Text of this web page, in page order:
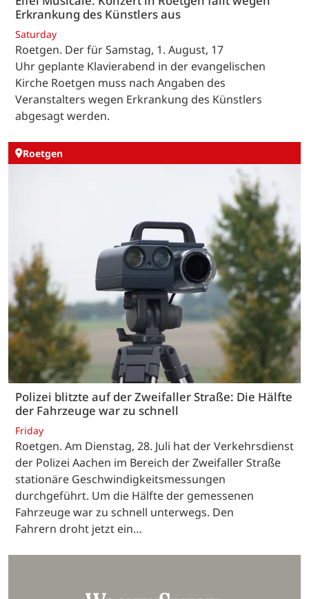
Erkrankung des Künstlers aus
Saturday
Roetgen. Der für Samstag, 1. August, 17
Uhr geplante Klavierabend in der evangelischen
Kirche Roetgen muss nach Angaben des
Veranstalters wegen Erkrankung des Künstlers
abgesagt werden.
Roetgen
Polizei blitzte auf der Zweifaller Straße: Die Hälfte
der Fahrzeuge war zu schnell
Friday
Roetgen. Am Dienstag, 28. Juli hat der Verkehrsdienst
der Polizei Aachen im Bereich der Zweifaller Straße
stationäre Geschwindigkeitsmessungen
durchgeführt. Um die Hälfte der gemessenen
Fahrzeuge war zu schnell unterwegs. Den
Fahrern droht jetzt ein…